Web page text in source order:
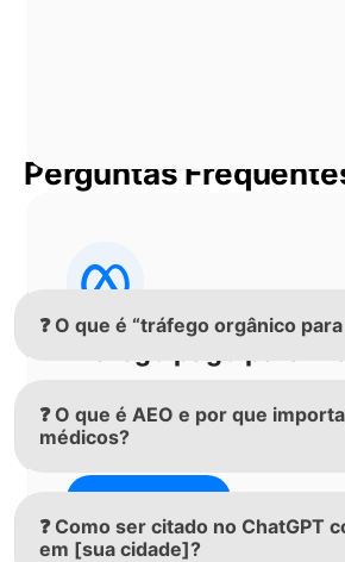
consultas e ROI.
Saiba mais
Perguntas
❓ O que é “tráfego orgânico
❓ O que é AEO e por que
médicos?
❓ Como ser citado no ChatGPT
em [sua cidade]?